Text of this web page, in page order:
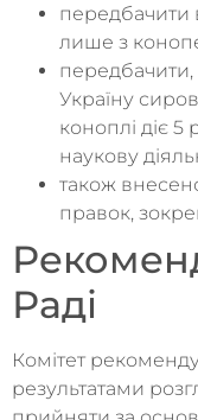
передбачити
лише з
передбачити,
Україну
коноплі діє
наукову
також
правок,
Раді
Комітет
результатами